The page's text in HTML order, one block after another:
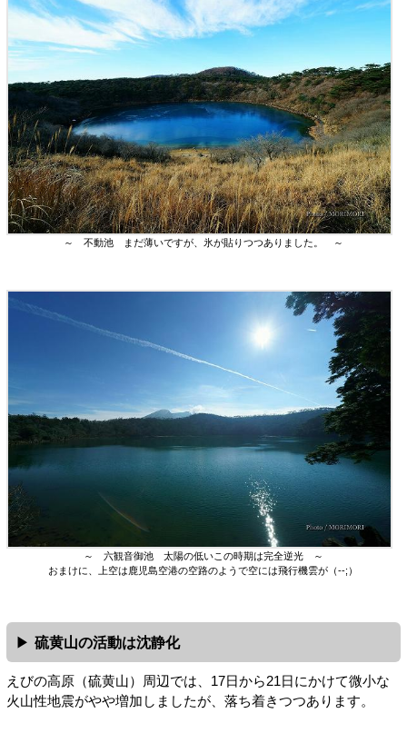
～ 不動池 まだ薄いですが、氷が貼りつつありました。 ～
～ 六観音御池 太陽の低いこの時期は完全逆光 ～
おまけに、上空は鹿児島空港の空路のようで空には飛行機雲が（--;）
硫黄山の活動は沈静化
えびの高原（硫黄山）周辺では、17日から21日にかけて微小な
火山性地震がやや増加しましたが、落ち着きつつあります。